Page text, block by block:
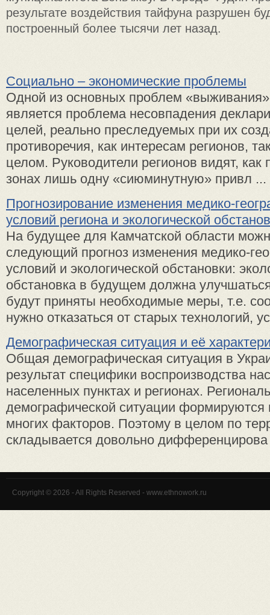
результате воздействия тайфуна разрушен
построенный более тысячи лет назад.
Социально – экономические проблемы
Одной из основных проблем
является проблема несовпадения
целей, реально преследуемых при их
противоречия, как интересам регионов,
целом. Руководители регионов видят, как
зонах лишь одну «сиюминутную» привл ...
Прогнозирование изменения медико-
условий региона и экологической
На будущее для Камчатской области
следующий прогноз изменения медико-
условий и экологической обстановки:
обстановка в будущем должна
будут приняты необходимые меры, т.е.
нужно отказаться от старых технологий,
Демографическая ситуация и её
Общая демографическая ситуация в
результат специфики воспроизводства
населенных пунктах и регионах.
демографической ситуации
многих факторов. Поэтому в целом по
складывается довольно дифференцирова
Copyright © 2026 - All Rights Reserved - www.ethnowork.ru